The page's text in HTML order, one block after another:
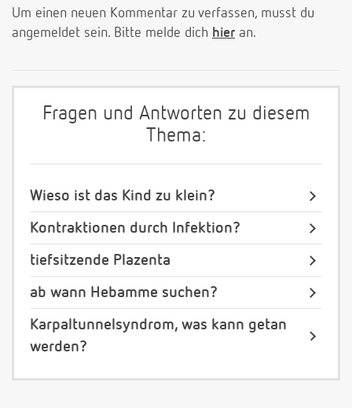
Um einen neuen Kommentar zu verfassen, musst du
angemeldet sein. Bitte melde dich hier an.
Fragen und Antworten zu diesem
Thema:
Wieso ist das Kind zu klein?
Kontraktionen durch Infektion?
tiefsitzende Plazenta
ab wann Hebamme suchen?
Karpaltunnelsyndrom, was kann getan
werden?